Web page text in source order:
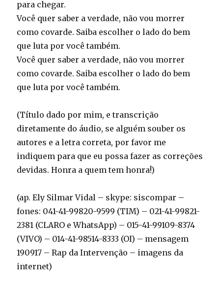
para chegar.
Você quer saber a verdade, não vou morrer
como covarde. Saiba escolher o lado do bem
que luta por você também.
Você quer saber a verdade, não vou morrer
como covarde. Saiba escolher o lado do bem
que luta por você também.
(Título dado por mim, e transcrição
diretamente do áudio, se alguém souber os
autores e a letra correta, por favor me
indiquem para que eu possa fazer as correções
devidas. Honra a quem tem honra!)
(ap. Ely Silmar Vidal – skype: siscompar –
fones: 041-41-99820-9599 (TIM) – 021-41-99821-
2381 (CLARO e WhatsApp) – 015-41-99109-8374
(VIVO) – 014-41-98514-8333 (OI) – mensagem
190917 – Rap da Intervenção – imagens da
internet)